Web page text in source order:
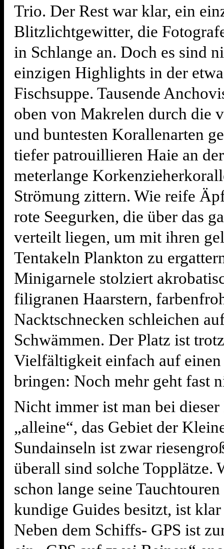
Trio. Der Rest war klar, ein
Blitzlichtgewitter, die
in Schlange an. Doch es sind
einzigen Highlights in der
Fischsuppe. Tausende
oben von Makrelen durch die
und buntesten Korallenarten
tiefer patrouillieren Haie an
meterlange
Strömung zittern. Wie reife
rote Seegurken, die über das
verteilt liegen, um mit ihren
Tentakeln Plankton zu
Minigarnele stolziert
filigranen Haarstern,
Nacktschnecken schleichen
Schwämmen. Der Platz ist
Vielfältigkeit einfach auf einen
bringen: Noch mehr geht fast
Nicht immer ist man bei
„alleine“, das Gebiet der
Sundainseln ist zwar
überall sind solche Topplätze.
schon lange seine
kundige Guides besitzt, ist
Neben dem Schiffs- GPS ist